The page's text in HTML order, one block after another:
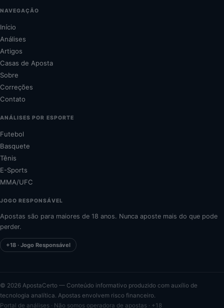
NAVEGAÇÃO
Início
Análises
Artigos
Casas de Aposta
Sobre
Correções
Contato
ANÁLISES POR ESPORTE
Futebol
Basquete
Tênis
E-Sports
MMA/UFC
JOGO RESPONSÁVEL
Apostas são para maiores de 18 anos. Nunca aposte mais do que pode
perder.
+18 · Jogo Responsável
© 2026 ApostaCerto — Conteúdo informativo produzido com auxílio de
tecnologia analítica. Apostas envolvem risco financeiro.
Portal de análises · Não somos operadora de apostas · +18